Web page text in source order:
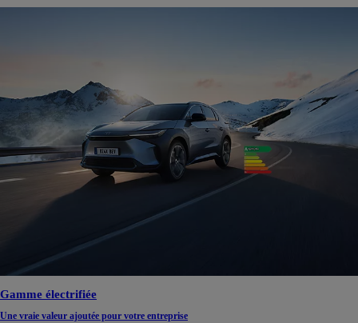
Gamme électrifiée
Une vraie valeur ajoutée pour votre entreprise